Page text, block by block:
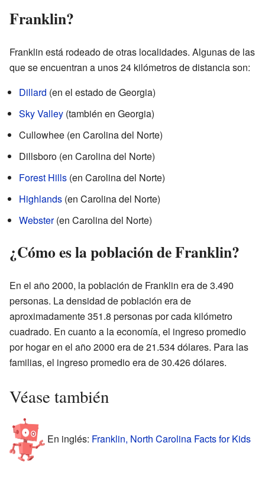
Franklin?
Franklin está rodeado de otras localidades. Algunas de las
que se encuentran a unos 24 kilómetros de distancia son:
Dillard (en el estado de Georgia)
Sky Valley (también en Georgia)
Cullowhee (en Carolina del Norte)
Dillsboro (en Carolina del Norte)
Forest Hills (en Carolina del Norte)
Highlands (en Carolina del Norte)
Webster(en Carolina del Norte)
¿Cómo es la población de Franklin?
En el año 2000, la población de Franklin era de 3.490
personas. La densidad de población era de
aproximadamente 351.8 personas por cada kilómetro
cuadrado. En cuanto a la economía, el ingreso promedio
por hogar en el año 2000 era de 21.534 dólares. Para las
familias, el ingreso promedio era de 30.426 dólares.
Véase también
En inglés: Franklin, North Carolina Facts for Kids